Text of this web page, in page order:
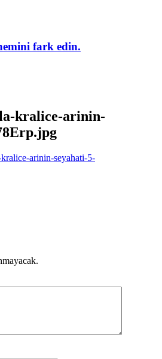
fark edin.
kralice-arinin-